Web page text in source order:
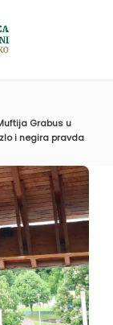
Grabus u
i negira pravda